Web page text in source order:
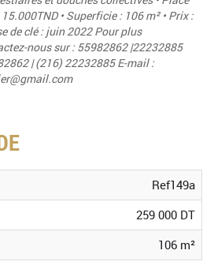
• Superficie : 106 m² • Prix :
de clé : juin 2022 Pour plus
nous sur : 55982862 |22232885
| (216) 22232885 E-mail :
Ref149a
259 000 DT
106 m²